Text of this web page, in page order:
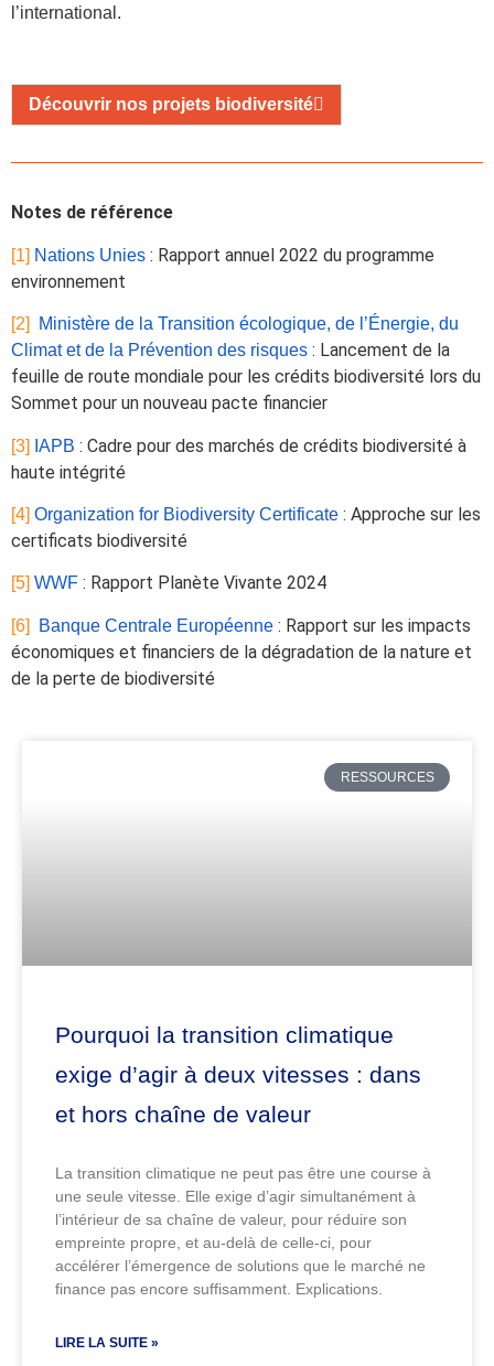
l’international.
Découvrir nos projets biodiversité
Notes de référence
[1] Nations Unies : Rapport annuel 2022 du programme
environnement
[2]
Ministère de la Transition écologique, de l’Énergie, du
Climat et de la Prévention des risques : Lancement de la
feuille de route mondiale pour les crédits biodiversité lors du
Sommet pour un nouveau pacte financier
[3] IAPB : Cadre pour des marchés de crédits biodiversité à
haute intégrité
[4] Organization for Biodiversity Certificate : Approche sur les
certificats biodiversité
[5] WWF : Rapport Planète Vivante 2024
[6] Banque Centrale Européenne : Rapport sur les impacts
économiques et financiers de la dégradation de la nature et
de la perte de biodiversité
RESSOURCES
Pourquoi la transition climatique
exige d’agir à deux vitesses : dans
et hors chaîne de valeur
La transition climatique ne peut pas être une course à
une seule vitesse. Elle exige d’agir simultanément à
l’intérieur de sa chaîne de valeur, pour réduire son
empreinte propre, et au-delà de celle-ci, pour
accélérer l’émergence de solutions que le marché ne
finance pas encore suffisamment. Explications.
LIRE LA SUITE »